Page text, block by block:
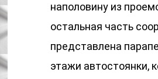
наполовину из
остальная часть
представлена
этажи автостоянки,